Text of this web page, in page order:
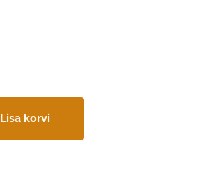
Lisa korvi